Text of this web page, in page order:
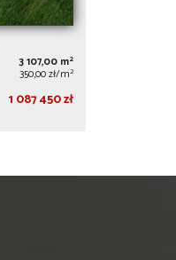
3 107,00 m2
350,00 zł/m2
1 087 450 zł